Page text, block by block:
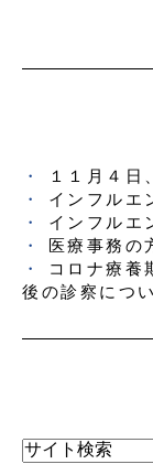
１１月４日
インフルエ
インフルエ
医療事務の
コロナ療養
後の診察につ